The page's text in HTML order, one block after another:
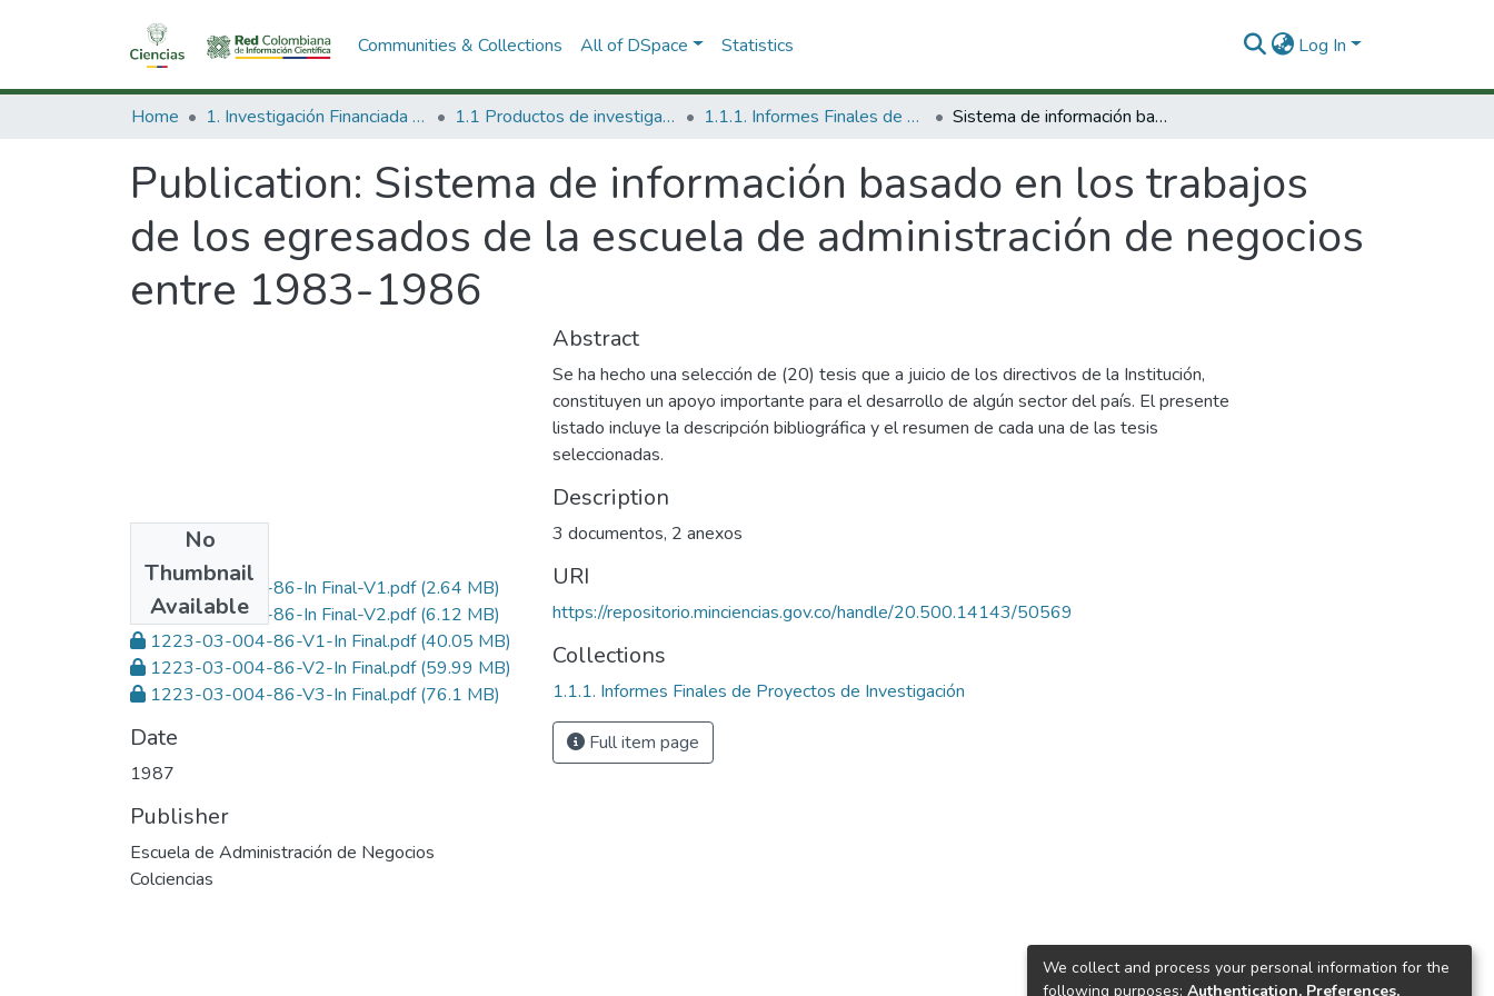
Communities & Collections All of DSpace Statistics Log In
Home 1. Investigación Financiada con Recursos Públicos 1.1 Productos de investigación 1.1.1. Informes Finales de Proyectos de Investigación Sistema de información basado en los trabajos de los egresados de la escuela de administración de negocios entre 1983-1986
Publication: Sistema de información basado en los trabajos
de los egresados de la escuela de administración de negocios
entre 1983-1986
No
Thumbnail
Available
1223-03-004-86-In Final-V1.pdf(2.64 MB)
1223-03-004-86-In Final-V2.pdf(6.12 MB)
1223-03-004-86-V1-In Final.pdf(40.05 MB)
1223-03-004-86-V2-In Final.pdf(59.99 MB)
1223-03-004-86-V3-In Final.pdf(76.1 MB)
Date
1987
Publisher
Escuela de Administración de Negocios
Colciencias
Abstract
Se ha hecho una selección de (20) tesis que a juicio de los directivos de la Institución,
constituyen un apoyo importante para el desarrollo de algún sector del país. El presente
listado incluye la descripción bibliográfica y el resumen de cada una de las tesis
seleccionadas.
Description
3 documentos, 2 anexos
URI
https://repositorio.minciencias.gov.co/handle/20.500.14143/50569
Collections
1.1.1. Informes Finales de Proyectos de Investigación
Full item page
We collect and process your personal information for the
following purposes: Authentication, Preferences,